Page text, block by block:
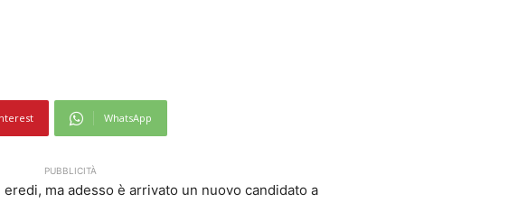
WhatsApp
PUBBLICITÀ
ma adesso è arrivato un nuovo candidato a